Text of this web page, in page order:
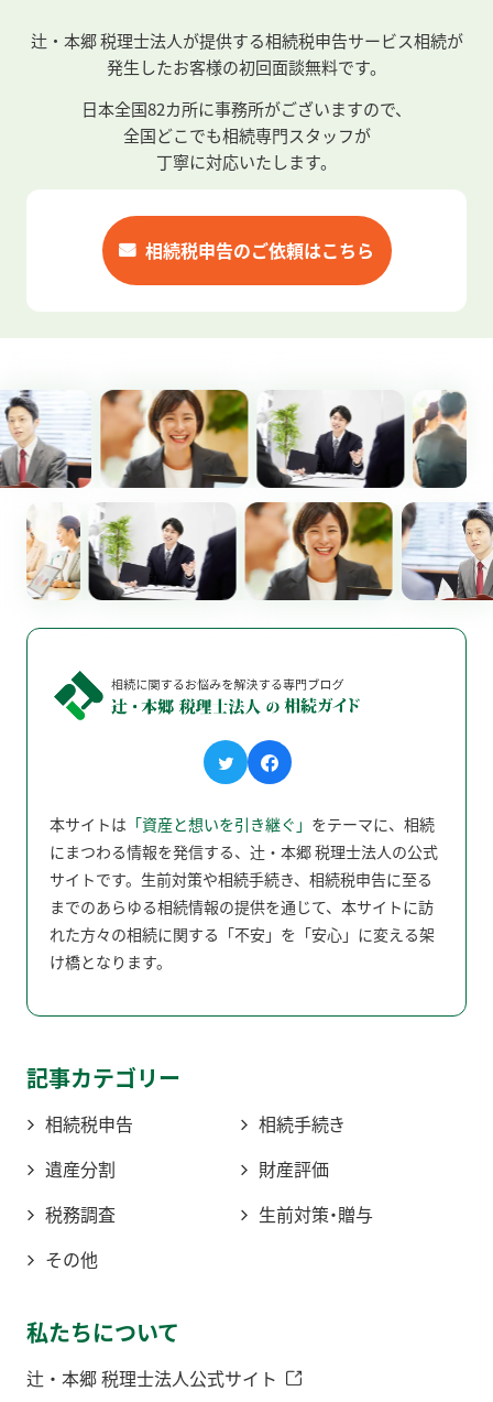
辻・本郷 税理士法人が提供する相続税申告サービス相続が
発生したお客様の初回面談無料です。
日本全国82カ所に事務所がございますので、
全国どこでも相続専門スタッフが
丁寧に対応いたします。
相続税申告のご依頼はこちら
本サイトは 「資産と想いを引き継ぐ」 をテーマに、相続
にまつわる情報を発信する、辻󠄀・本郷 税理士法人の公式
サイトです。生前対策や相続手続き、相続税申告に至る
までのあらゆる相続情報の提供を通じて、本サイトに訪
れた方々の相続に関する「不安」を「安心」に変える架
け橋となります。
記事カテゴリー
相続税申告
相続手続き
遺産分割
財産評価
税務調査
生前対策・贈与
その他
私たちについて
辻・本郷 税理士法人公式サイト